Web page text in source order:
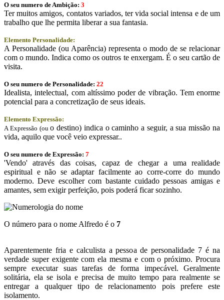
O seu numero de Ambição: 3
Ter muitos amigos, contatos variados, ter vida social intensa e de um
trabalho que lhe permita liberar a sua fantasia.
Elemento Personalidade:
A Personalidade (ou Aparência) representa o modo de se relacionar
com o mundo. Indica como os outros te enxergam. É o seu cartão de
visita.
O seu numero de Personalidade: 22
Idealista, intelectual, com altíssimo poder de vibração. Tem enorme
potencial para a concretização de seus ideais.
Elemento Expressão:
A Expressão (ouo destino) indica o caminho a seguir, a sua missão na
vida, aquilo que você veio expressar..
O seu numero de Expressão: 7
'Vendo' através das coisas, capaz de chegar a uma realidade
espiritual e não se adaptar facilmente ao corre-corre do mundo
moderno. Deve escolher com bastante cuidado pessoas amigas e
amantes, sem exigir perfeição, pois poderá ficar sozinho.
O número para o nome Alfredo é o 7
Aparentemente fria e calculista a pessoa de personalidade 7 é na
verdade super exigente com ela mesma e com o próximo. Procura
sempre executar suas tarefas de forma impecável. Geralmente
solitária, ela se isola e precisa de muito tempo para realmente se
entregar a qualquer tipo de relacionamento pois prefere este
isolamento.